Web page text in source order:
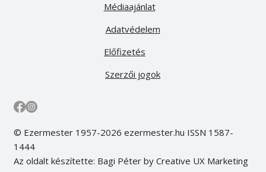
Médiaajánlat
Előfizetés
Adatvédelem
Szerzői jogok
© Ezermester 1957-2026 ezermester.hu ISSN 1587-
1444
Az oldalt készítette: Bagi Péter by Creative UX Marketing